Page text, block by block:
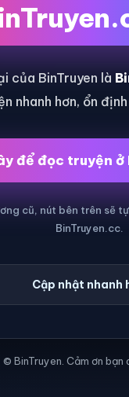
của BinTruyen là
nhanh hơn, ổn
để đọc truyện
cũ, nút bên trên sẽ
BinTruyen.cc.
Cập nhật nhanh
© BinTruyen. Cảm ơn bạn